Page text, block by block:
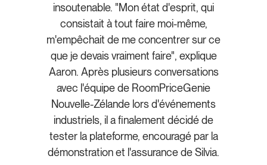
insoutenable. "Mon état d'esprit, qui
consistait à tout faire moi-même,
m'empêchait de me concentrer sur ce
que je devais vraiment faire", explique
Aaron. Après plusieurs conversations
avec l'équipe de RoomPriceGenie
Nouvelle-Zélande lors d'événements
industriels, il a finalement décidé de
tester la plateforme, encouragé par la
démonstration et l'assurance de Silvia.